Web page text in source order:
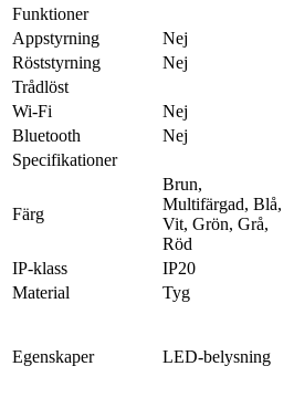
Funktioner
Appstyrning
Nej
Röststyrning
Nej
Trådlöst
Wi-Fi
Nej
Bluetooth
Nej
Specifikationer
Färg
Brun,
Multifärgad, Blå,
Vit, Grön, Grå,
Röd
IP-klass IP20
Material
Tyg
Egenskaper LED-belysning